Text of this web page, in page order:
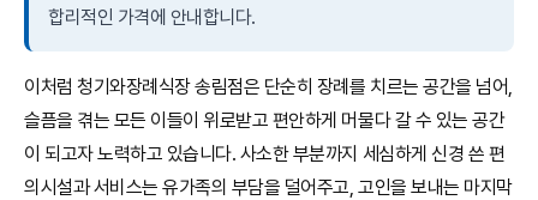
합리적인 가격에 안내합니다.
이처럼 청기와장례식장 송림점은 단순히 장례를 치르는 공간을 넘어,
슬픔을 겪는 모든 이들이 위로받고 편안하게 머물다 갈 수 있는 공간
이 되고자 노력하고 있습니다. 사소한 부분까지 세심하게 신경 쓴 편
의시설과 서비스는 유가족의 부담을 덜어주고, 고인을 보내는 마지막